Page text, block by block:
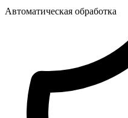
Автоматическая обработка